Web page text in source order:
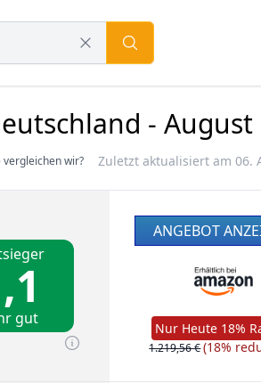
- August
vergleichen wir? Zuletzt aktualisiert am 06.
gut
ANGEBOT
Nur Heute 18%
1.219,56 €(18%